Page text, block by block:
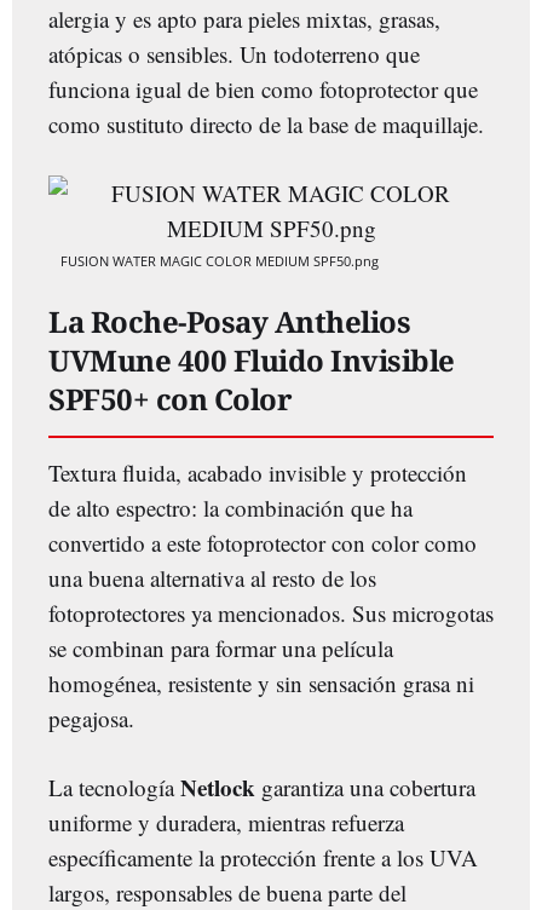
alergia y es apto para pieles mixtas, grasas,
atópicas o sensibles. Un todoterreno que
funciona igual de bien como fotoprotector que
como sustituto directo de la base de maquillaje.
FUSION WATER MAGIC COLOR MEDIUM SPF50.png
La Roche-Posay Anthelios
UVMune 400 Fluido Invisible
SPF50+ con Color
Textura fluida, acabado invisible y protección
de alto espectro: la combinación que ha
convertido a este fotoprotector con color como
una buena alternativa al resto de los
fotoprotectores ya mencionados. Sus microgotas
se combinan para formar una película
homogénea, resistente y sin sensación grasa ni
pegajosa.
La tecnologíaNetlock garantiza una cobertura
uniforme y duradera, mientras refuerza
específicamente la protección frente a los UVA
largos, responsables de buena parte del